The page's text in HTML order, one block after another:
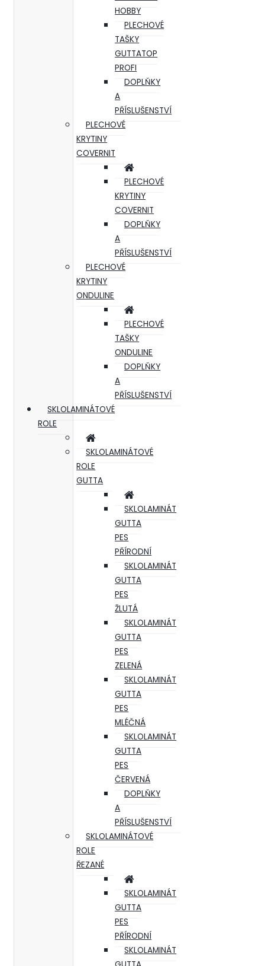
HOBBY
PLECHOVÉ
TAŠKY
GUTTATOP
PROFI
DOPLŇKY
A
PŘÍSLUŠENSTVÍ
PLECHOVÉ
KRYTINY
COVERNIT
PLECHOVÉ
KRYTINY
COVERNIT
DOPLŇKY
A
PŘÍSLUŠENSTVÍ
PLECHOVÉ
KRYTINY
ONDULINE
PLECHOVÉ
TAŠKY
ONDULINE
DOPLŇKY
A
PŘÍSLUŠENSTVÍ
SKLOLAMINÁTOVÉ
ROLE
SKLOLAMINÁTOVÉ
ROLE
GUTTA
SKLOLAMINÁT
GUTTA
PES
PŘÍRODNÍ
SKLOLAMINÁT
GUTTA
PES
ŽLUTÁ
SKLOLAMINÁT
GUTTA
PES
ZELENÁ
SKLOLAMINÁT
GUTTA
PES
MLÉČNÁ
SKLOLAMINÁT
GUTTA
PES
ČERVENÁ
DOPLŇKY
A
PŘÍSLUŠENSTVÍ
SKLOLAMINÁTOVÉ
ROLE
ŘEZANÉ
SKLOLAMINÁT
GUTTA
PES
PŘÍRODNÍ
SKLOLAMINÁT